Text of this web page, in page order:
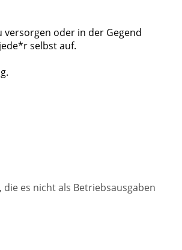
versorgen oder in der Gegend
selbst auf.
es nicht als Betriebsausgaben